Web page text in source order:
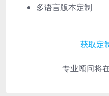
多语言版本定制
获取定
专业顾问将